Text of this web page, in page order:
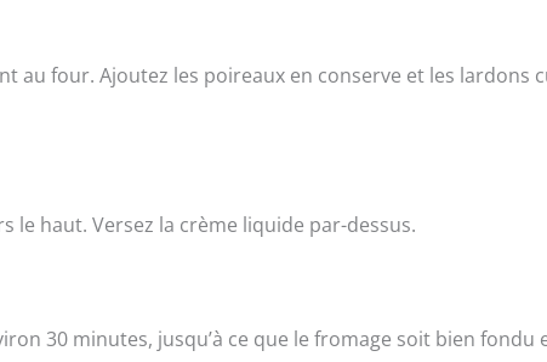
au four. Ajoutez les poireaux en conserve et les lardons
le haut. Versez la crème liquide par-dessus.
30 minutes, jusqu’à ce que le fromage soit bien fondu